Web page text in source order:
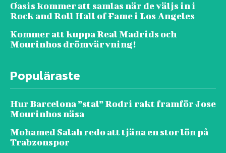
Oasis kommer att samlas när de väljs in i
Rock and Roll Hall of Fame i Los Angeles
Kommer att kuppa Real Madrids och
Mourinhos drömvärvning!
Populäraste
Hur Barcelona ”stal” Rodri rakt framför Jose
Mourinhos näsa
Mohamed Salah redo att tjäna en stor lön på
Trabzonspor